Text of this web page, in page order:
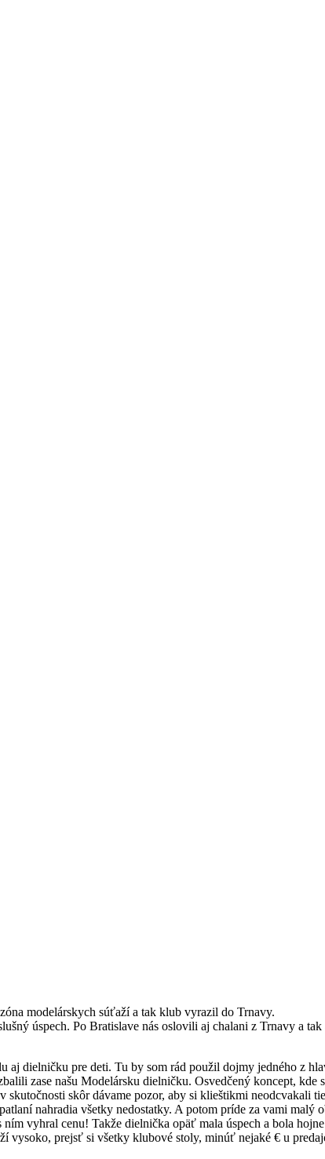
modelárskych súťaží a tak klub vyrazil do Trnavy.
úspech. Po Bratislave nás oslovili aj chalani z Trnavy a
aj dielničku pre deti. Tu by som rád použil dojmy jedného z
zase našu Modelársku dielničku. Osvedčený koncept, kde
skôr dávame pozor, aby si klieštikmi neodcvakali
nahradia všetky nedostatky. A potom príde za vami
vyhral cenu! Takže dielnička opäť mala úspech a bola
vysoko, prejsť si všetky klubové stoly, minúť nejaké € u